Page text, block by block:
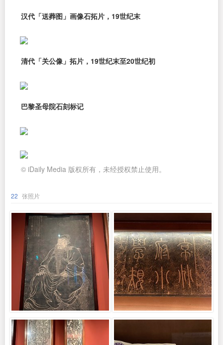
汉代「送葬图」画像石拓片，19世纪末
清代「关公像」拓片，19世纪末至20世纪初
巴黎圣母院石刻标记
© iDaily Media 版权所有，未经授权禁止使用。
22 张照片